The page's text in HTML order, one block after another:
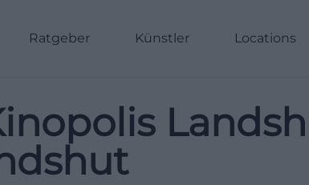
Ratgeber Künstler Locations